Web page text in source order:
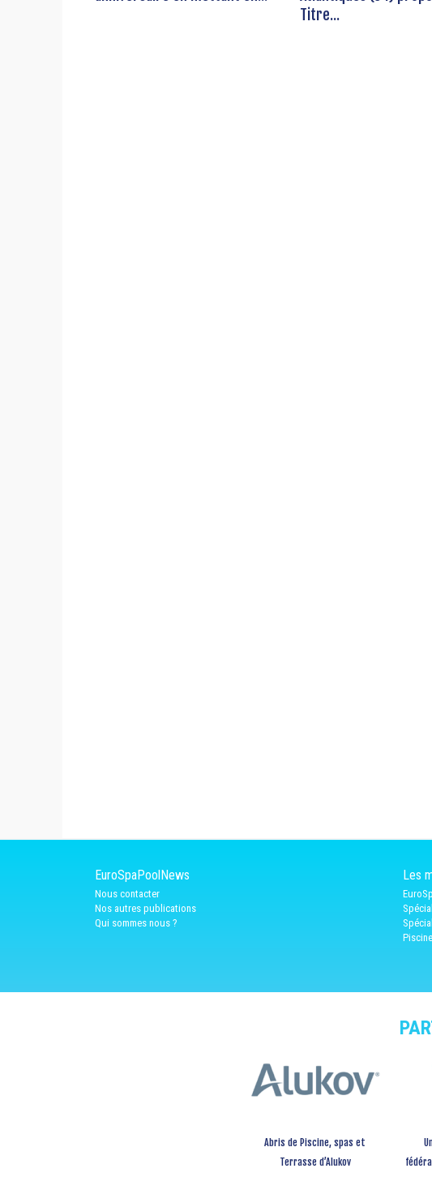
Titre...
EuroSpaPoolNews
Nous contacter
Nos autres publications
Qui sommes nous ?
Les
Abris de Piscine, spas et
Terrasse d’Alukov